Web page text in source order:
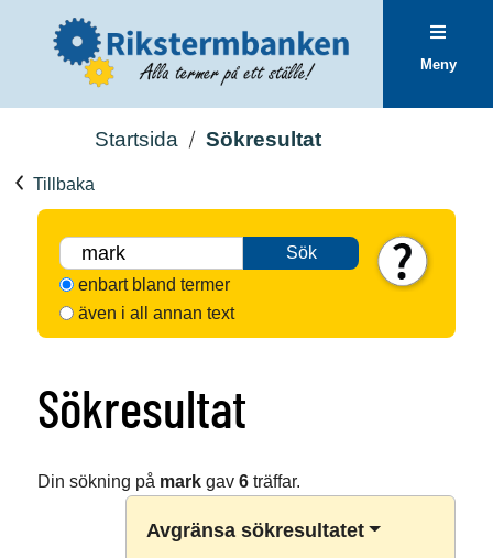
Meny
Startsida Sökresultat
Tillbaka
Sök
enbart bland termer
även i all annan text
Sökresultat
Din sökning på markgav 6träffar.
Avgränsa sökresultatet